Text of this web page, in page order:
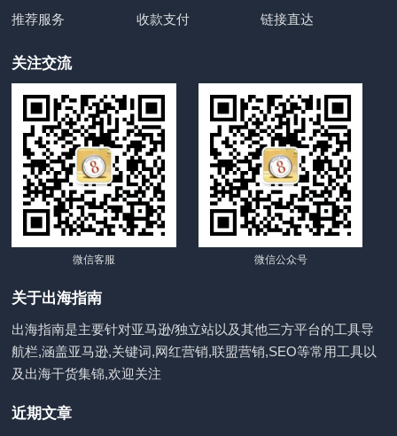
推荐服务
收款支付 链接直达
关注交流
微信客服 微信公众号
关于出海指南
出海指南是主要针对亚马逊/独立站以及其他三方平台的工具导
航栏,涵盖亚马逊,关键词,网红营销,联盟营销,SEO等常用工具以
及出海干货集锦,欢迎关注
近期文章